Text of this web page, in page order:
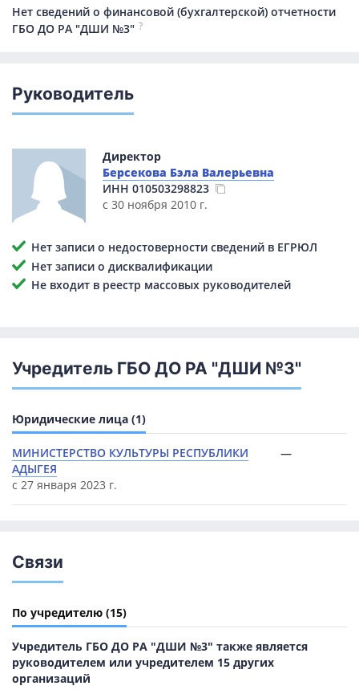
Нет сведений о финансовой (бухгалтерской) отчетности
ГБО ДО РА "ДШИ №3" ?
Руководитель
Директор
Берсекова Бэла Валерьевна
ИНН 010503298823
с 30 ноября 2010 г.
Нет записи о недостоверности сведений в ЕГРЮЛ
Нет записи о дисквалификации
Не входит в реестр массовых руководителей
Учредитель ГБО ДО РА "ДШИ №3"
Юридические лица (1)
МИНИСТЕРСТВО КУЛЬТУРЫ РЕСПУБЛИКИ
АДЫГЕЯ
с 27 января 2023 г.
—
Связи
По учредителю (15)
Учредитель ГБО ДО РА "ДШИ №3" также является
руководителем или учредителем 15 других
организаций